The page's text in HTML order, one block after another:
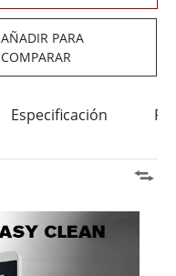
AÑADIR PARA
COMPARAR
Especificación